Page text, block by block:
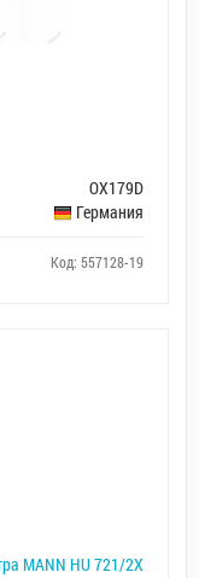
OX179D
Германия
Код: 557128-19
MANN HU 721/2X